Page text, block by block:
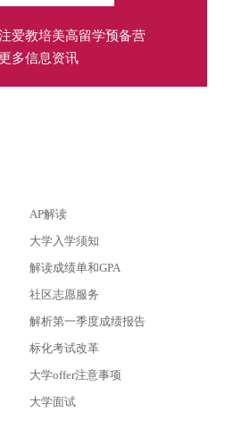
爱教培美高留学预备营
多信息资讯
AP解读
大学入学须知
解读成绩单和GPA
社区志愿服务
解析第一季度成绩报告
标化考试改革
大学offer注意事项
大学面试